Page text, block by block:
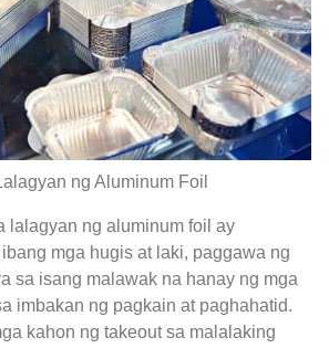
ng Aluminum Foil
lalagyan ng aluminum foil ay
mga hugis at laki, paggawa ng
sa isang malawak na hanay ng mga
imbakan ng pagkain at paghahatid.
kahon ng takeout sa malalaking